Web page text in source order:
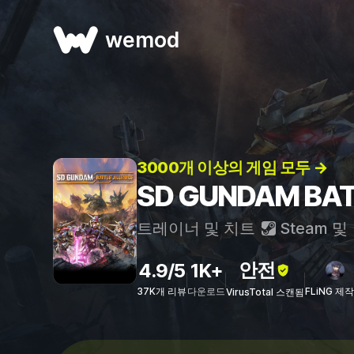
wemod
3000개 이상의 게임 모두 →
SD GUNDAM
트레이너 및 치트 Steam 및
4.9/5
37K개 리뷰
1K+
다운로드
안전
VirusTotal 스캔됨FLiNG 제